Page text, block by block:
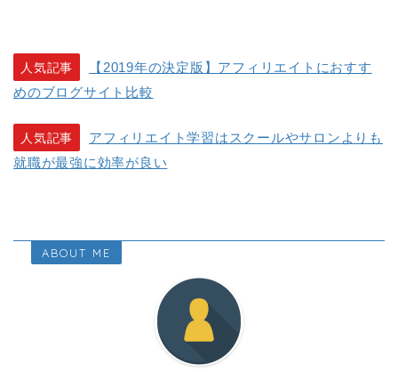
人気記事
【2019年の決定版】アフィリエイトにおすす
めのブログサイト比較
人気記事
アフィリエイト学習はスクールやサロンよりも
就職が最強に効率が良い
ABOUT ME